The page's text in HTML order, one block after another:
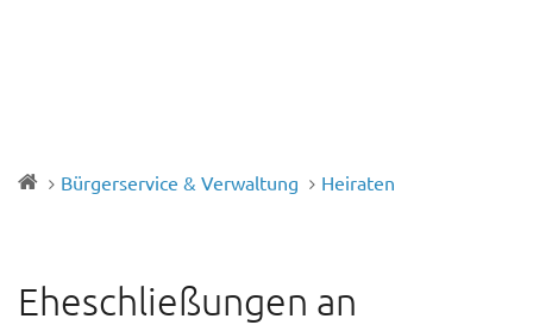
Bürgerservice & Verwaltung Heiraten
Eheschließungen an